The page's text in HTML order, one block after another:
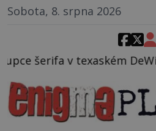
Sobota, 8. srpna 2026
DeWitt County